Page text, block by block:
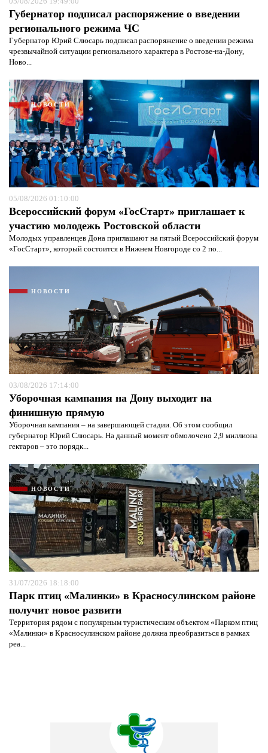
Губернатор подписал распоряжение о введении
регионального режима ЧС
Губернатор Юрий Слюсарь подписал распоряжение о введении режима
чрезвычайной ситуации регионального характера в Ростове-на-Дону,
Ново...
НОВОСТИ
05/08/2026 01:10:00
Всероссийский форум «ГосСтарт» приглашает к
участию молодежь Ростовской области
Молодых управленцев Дона приглашают на пятый Всероссийский форум
«ГосСтарт», который состоится в Нижнем Новгороде со 2 по...
НОВОСТИ
03/08/2026 17:14:00
Уборочная кампания на Дону выходит на
финишную прямую
Уборочная кампания – на завершающей стадии. Об этом сообщил
губернатор Юрий Слюсарь. На данный момент обмолочено 2,9 миллиона
гектаров – это порядк...
НОВОСТИ
31/07/2026 18:18:00
Парк птиц «Малинки» в Красносулинском районе
получит новое развити
Территория рядом с популярным туристическим объектом «Парком птиц
«Малинки» в Красносулинском районе должна преобразиться в рамках
реа...
Я согласен сполитикой конфиденциальности и
защиты информации*
Я согласен сполитикой конфиденциальности и
защиты информации*